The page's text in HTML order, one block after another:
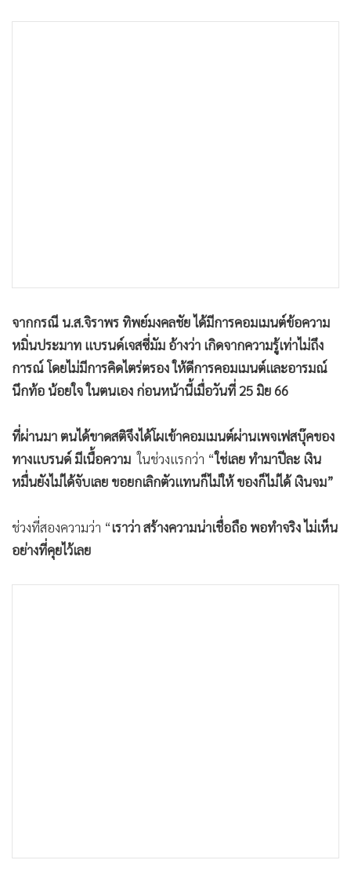
• Celeb Online
• Factcheck
•
ญี่ปุ่น
• Gotomanager
จากกรณี น.ส.จิราพร ทิพย์มงคลชัย ได้มีการคอมเมนต์ข้อความ
หมิ่นประมาท แบรนด์เจสซี่มัม อ้างว่า เกิดจากความรู้เท่าไม่ถึง
การณ์ โดยไม่มีการคิดไตร่ตรอง ให้ดีการคอมเมนต์และอารมณ์
นึกท้อ น้อยใจ ในตนเอง ก่อนหน้านี้เมื่อวันที่ 25 มิย 66
ที่ผ่านมา ตนได้ขาดสติจึงได้โผเข้าคอมเมนต์ผ่านเพจเฟสบุ๊คของ
ทางแบรนด์ มีเนื้อความในช่วงแรกว่า “ใช่เลย ทำมาปีละ เงิน
หมื่นยังไม่ได้จับเลย ขอยกเลิกตัวแทนก็ไม่ให้ ของก็ไม่ได้ เงินจม”
ช่วงที่สองความว่า “เราว่า สร้างความน่าเชื่อถือ พอทำจริง ไม่เห็น
อย่างที่คุยไว้เลย